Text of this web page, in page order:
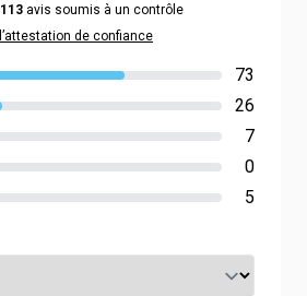
113avis soumis à un contrôle
de confiance
73
26
7
0
5